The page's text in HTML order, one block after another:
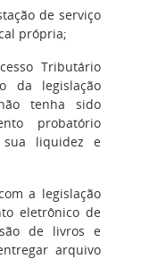
de serviço
própria;
Tributário
da legislação
tenha sido
probatório
sua liquidez e
a legislação
eletrônico de
de livros e
arquivo